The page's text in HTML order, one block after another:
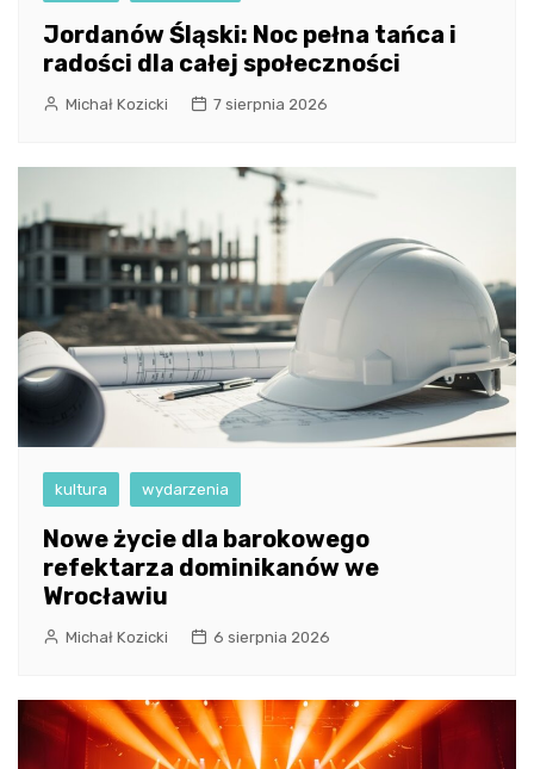
Jordanów Śląski: Noc pełna tańca i
radości dla całej społeczności
Michał Kozicki 7 sierpnia 2026
kultura wydarzenia
Nowe życie dla barokowego
refektarza dominikanów we
Wrocławiu
Michał Kozicki 6 sierpnia 2026